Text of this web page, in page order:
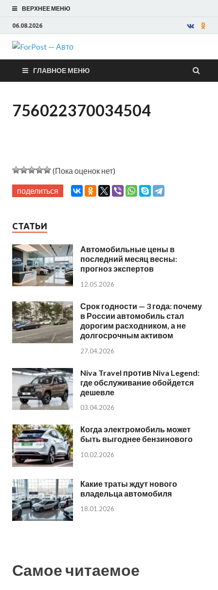
ВЕРХНЕЕ МЕНЮ
06.08.2026
ForPost —
Авто
ГЛАВНОЕ МЕНЮ
756022370034504
(Пока оценок нет)
поделиться
СТАТЬИ
Автомобильные цены в
последний месяц весны:
прогноз экспертов
12.05.2026
Срок годности — 3 года: почему
в России автомобиль стал
дорогим расходником, а не
долгосрочным активом
27.04.2026
Niva Travel против Niva Legend:
где обслуживание обойдется
дешевле
03.04.2026
Когда электромобиль может
быть выгоднее бензинового
10.02.2026
Какие траты ждут нового
владельца автомобиля
18.01.2026
Самое читаемое